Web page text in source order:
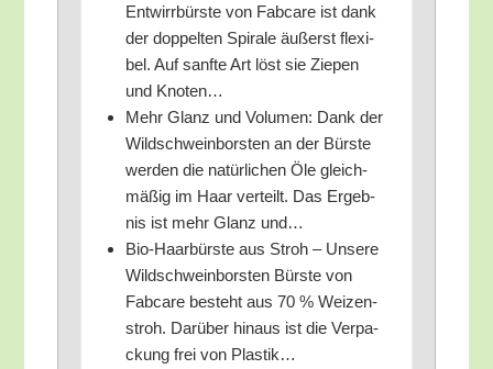
Ent­wirr­bürs­te von Fabca­re ist dank
der dop­pel­ten Spi­ra­le äußerst fle­xi­
bel. Auf sanf­te Art löst sie Zie­pen
und Knoten…
Mehr Glanz und Volu­men: Dank der
Wild­schwein­bors­ten an der Bürs­te
wer­den die natür­li­chen Öle gleich­
mä­ßig im Haar ver­teilt. Das Ergeb­
nis ist mehr Glanz und…
Bio-Haar­bürs­te aus Stroh – Unse­re
Wild­schwein­bors­ten Bürs­te von
Fabca­re besteht aus 70 % Wei­zen­
stroh. Dar­über hin­aus ist die Ver­pa­
ckung frei von Plastik…